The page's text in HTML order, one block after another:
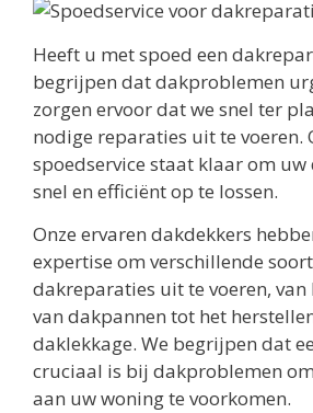
Heeft u met spoed een
begrijpen dat dakproblemen
zorgen ervoor dat we snel ter
nodige reparaties uit te voeren.
spoedservice staat klaar om
snel en efficiënt op te lossen.
Onze ervaren dakdekkers
expertise om verschillende
dakreparaties uit te voeren, van
van dakpannen tot het
daklekkage. We begrijpen dat
cruciaal is bij dakproblemen
aan uw woning te voorkomen.